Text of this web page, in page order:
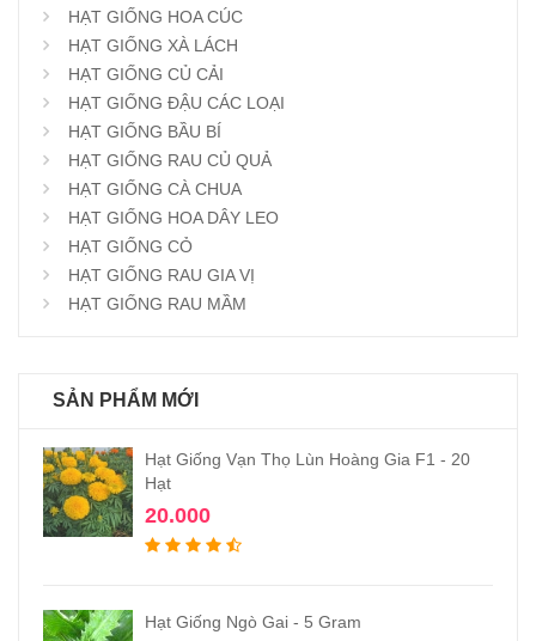
HẠT GIỐNG HOA CÚC
HẠT GIỐNG XÀ LÁCH
HẠT GIỐNG CỦ CẢI
HẠT GIỐNG ĐẬU CÁC LOẠI
HẠT GIỐNG BẦU BÍ
HẠT GIỐNG RAU CỦ QUẢ
HẠT GIỐNG CÀ CHUA
HẠT GIỐNG HOA DÂY LEO
HẠT GIỐNG CỎ
HẠT GIỐNG RAU GIA VỊ
HẠT GIỐNG RAU MẦM
SẢN PHẨM MỚI
Hạt Giống Vạn Thọ Lùn Hoàng Gia F1 - 20
Hạt
20.000
Hạt Giống Ngò Gai - 5 Gram